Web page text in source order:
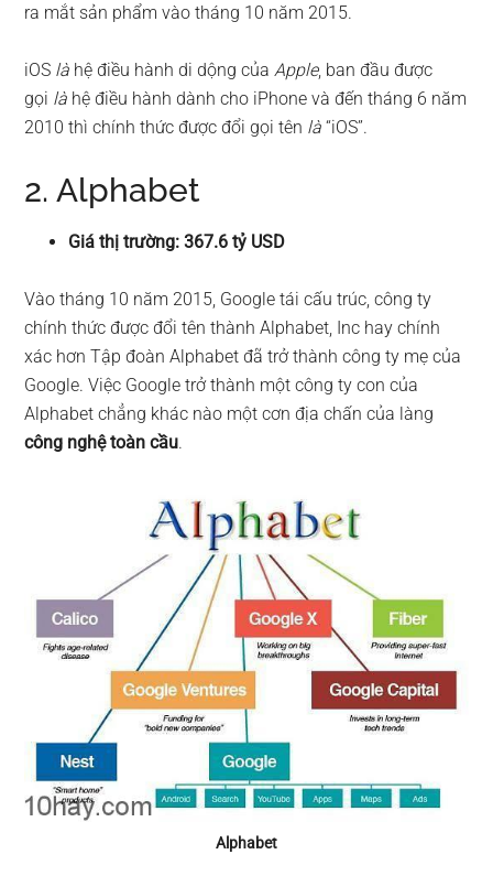
ra mắt sản phẩm vào tháng 10 năm 2015.
iOS là hệ điều hành di dộng của Apple, ban đầu được
gọi là hệ điều hành dành cho iPhone và đến tháng 6 năm
2010 thì chính thức được đổi gọi tên là “iOS”.
2. Alphabet
Giá thị trường: 367.6 tỷ USD
Vào tháng 10 năm 2015, Google tái cấu trúc, công ty
chính thức được đổi tên thành Alphabet, Inc hay chính
xác hơn Tập đoàn Alphabet đã trở thành công ty mẹ của
Google. Việc Google trở thành một công ty con của
Alphabet chẳng khác nào một cơn địa chấn của làng
công nghệ toàn cầu.
Alphabet